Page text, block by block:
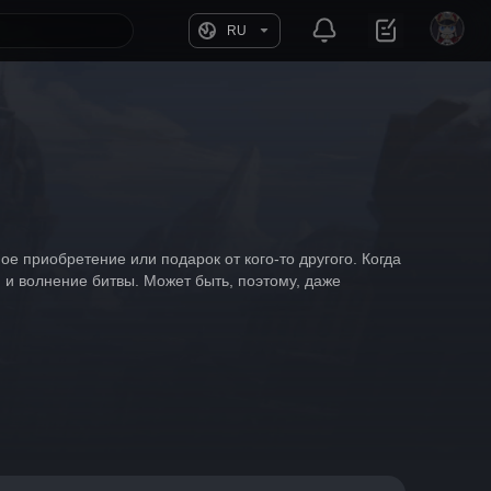
RU
или подарок от кого-то другого. Когда
волнение битвы. Может быть, поэтому, даже